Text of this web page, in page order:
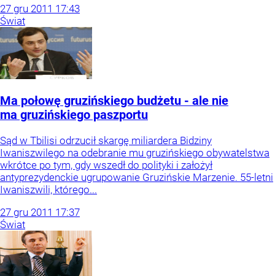
27 gru 2011 17:43
Świat
Ma połowę gruzińskiego budżetu - ale nie
ma gruzińskiego paszportu
Sąd w Tbilisi odrzucił skargę miliardera Bidziny
Iwaniszwilego na odebranie mu gruzińskiego obywatelstwa
wkrótce po tym, gdy wszedł do polityki i założył
antyprezydenckie ugrupowanie Gruzińskie Marzenie. 55-letni
Iwaniszwili, którego...
27 gru 2011 17:37
Świat